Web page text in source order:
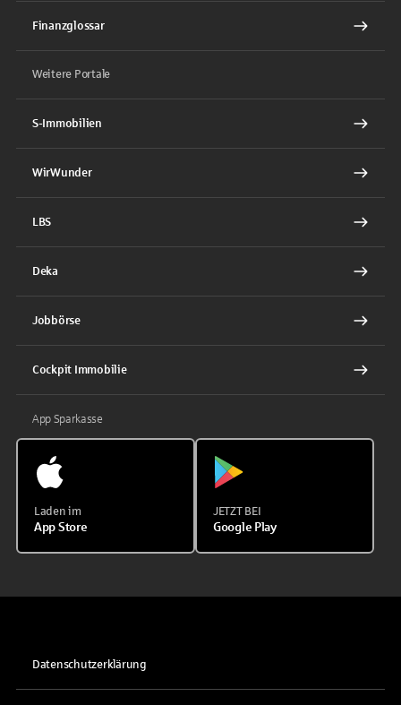
Finanzglossar
Weitere Portale
S-Immobilien
WirWunder
LBS
Deka
Jobbörse
Cockpit Immobilie
App Sparkasse
Laden im
App Store
JETZT BEI
Google Play
Datenschutzerklärung